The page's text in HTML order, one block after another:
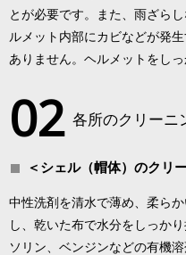
とが必要です。また、雨ざら
ルメット内部にカビなどが発
ありません。ヘルメットをし
02 各所のクリーニ
＜シェル（帽体）のクリ
中性洗剤を清水で薄め、柔ら
し、乾いた布で水分をしっか
ソリン、ベンジンなどの有機